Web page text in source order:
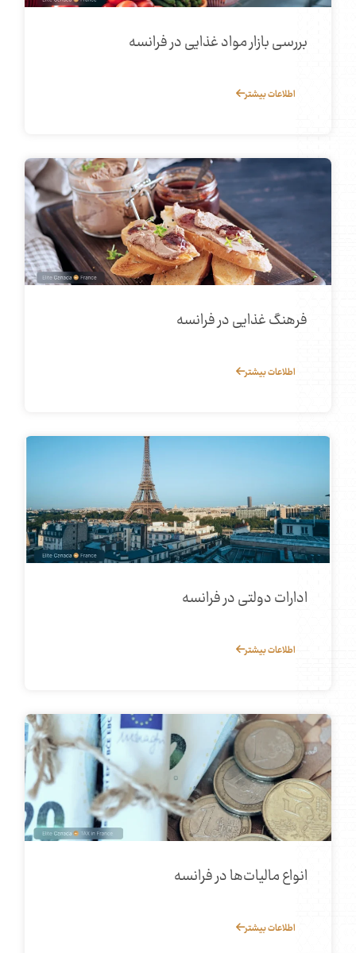
بررسی بازار مواد غذایی در فرانسه
اطلاعات بیشتر
فرهنگ غذایی در فرانسه
اطلاعات بیشتر
ادارات دولتی در فرانسه
اطلاعات بیشتر
انواع مالیات‌ها در فرانسه
اطلاعات بیشتر